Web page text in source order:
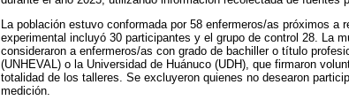
La población estuvo conformada por 58 enfermeros/as próximos
experimental incluyó 30 participantes y el grupo de control 28. La
consideraron a enfermeros/as con grado de bachiller o título
(UNHEVAL) o la Universidad de Huánuco (UDH), que firmaron
totalidad de los talleres. Se excluyeron quienes no desearon
medición.